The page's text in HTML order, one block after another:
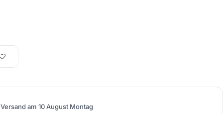
am 10 August Montag